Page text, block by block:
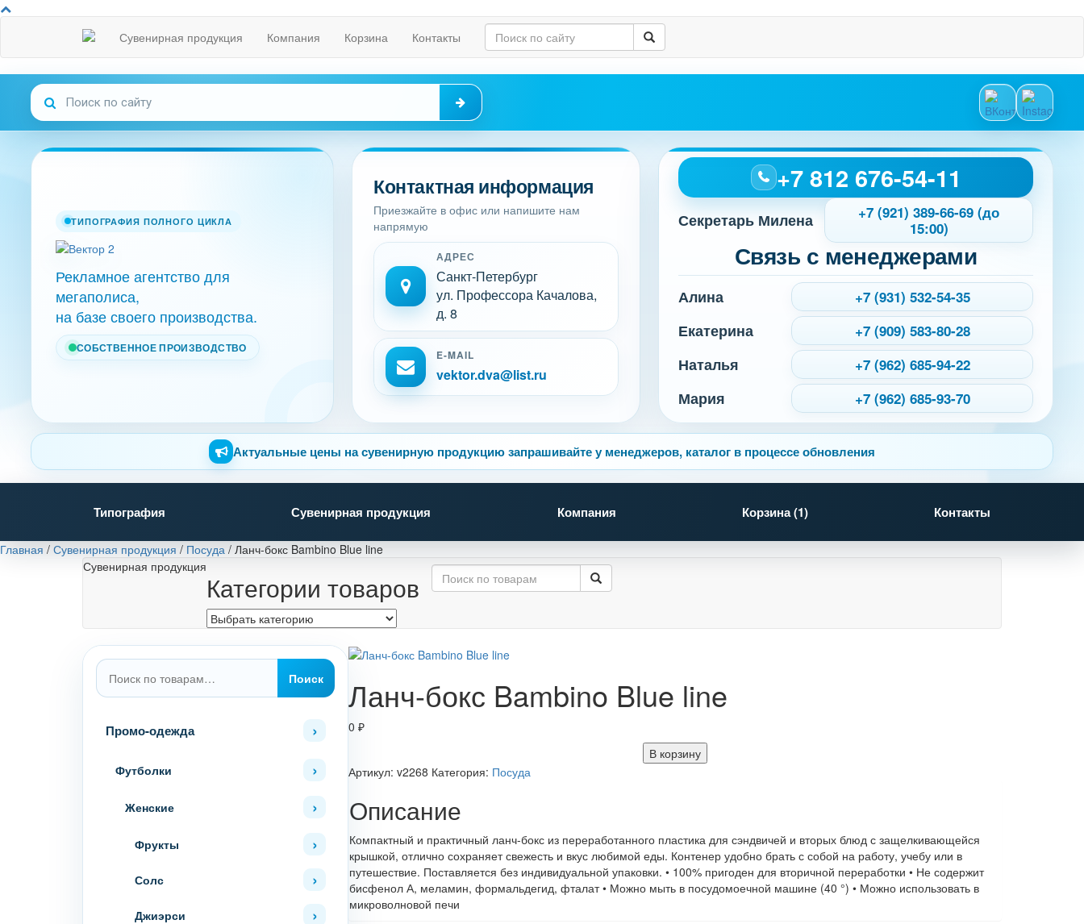
Сувенирная продукция Компания Корзина Контакты
ТИПОГРАФИЯ ПОЛНОГО ЦИКЛА
Рекламное агентство для
мегаполиса,
на базе своего производства.
СОБСТВЕННОЕ ПРОИЗВОДСТВО
Контактная информация
Приезжайте в офис или напишите нам
напрямую
АДРЕС
Санкт-Петербург
ул. Профессора Качалова,
д. 8
E-MAIL
vektor.dva@list.ru
+7 812 676-54-11
Секретарь Милена
+7 (921) 389-66-69 (до
15:00)
Связь с менеджерами
Алина +7 (931) 532-54-35
Екатерина +7 (909) 583-80-28
Наталья +7 (962) 685-94-22
Мария +7 (962) 685-93-70
Актуальные цены на сувенирную продукцию запрашивайте у менеджеров, каталог в процессе обновления
Типография Сувенирная продукция Компания Корзина (1) Контакты
Главная / Сувенирная продукция / Посуда / Ланч-бокс Bambino Blue line
Сувенирная продукция
Категории товаров
Искать:
Поиск
Промо-одежда
Футболки
Женские
Фрукты
Солс
Джиэрси
Ланч-бокс Bambino Blue line
0 ₽
В корзину
Артикул: v2268 Категория: Посуда
Описание
Компактный и практичный ланч-бокс из переработанного пластика для сэндвичей и вторых блюд с защелкивающейся
крышкой, отлично сохраняет свежесть и вкус любимой еды. Контенер удобно брать с собой на работу, учебу или в
путешествие. Поставляется без индивидуальной упаковки. • 100% пригоден для вторичной переработки • Не содержит
бисфенол А, меламин, формальдегид, фталат • Можно мыть в посудомоечной машине (40 °) • Можно использовать в
микроволновой печи